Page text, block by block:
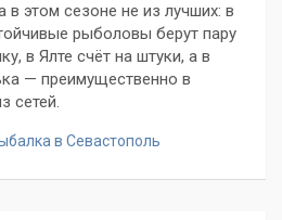
в этом сезоне не из лучших: в
рыболовы берут пару
в Ялте счёт на штуки, а в
— преимущественно в
сетей.
в Севастополь